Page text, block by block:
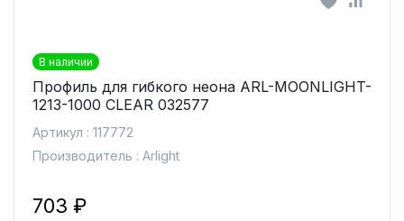
В наличии
Профиль для гибкого неона ARL-MOONLIGHT-
1213-1000 CLEAR 032577
Артикул : 117772
Производитель : Arlight
703 ₽